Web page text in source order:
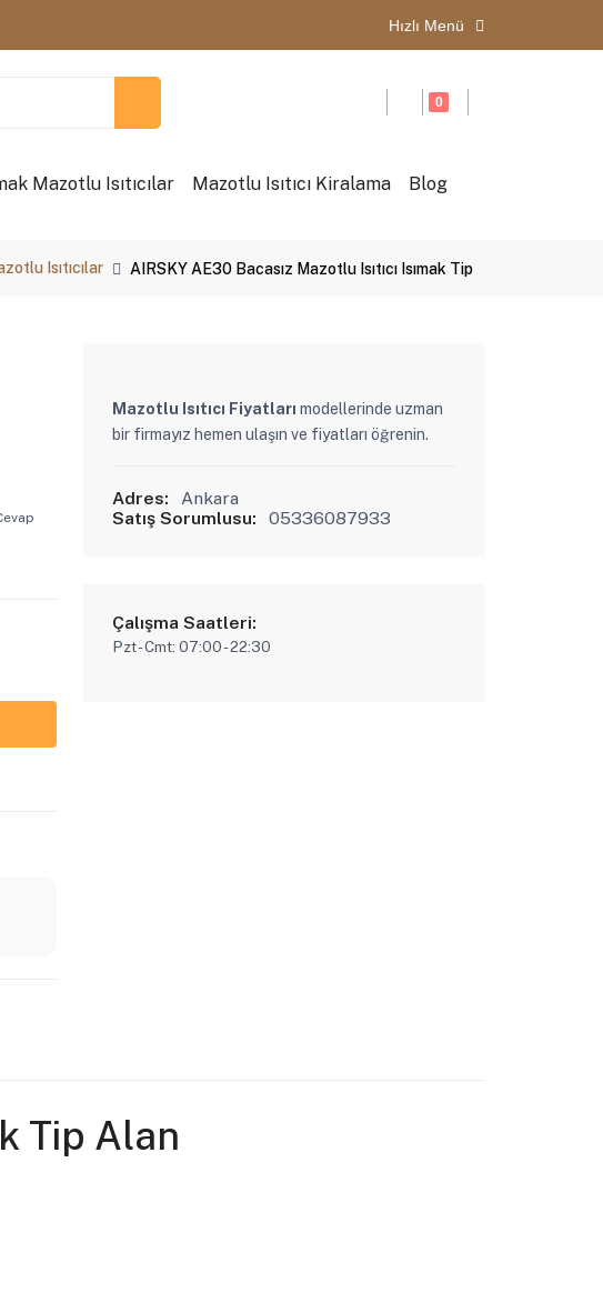
Hızlı Menü
0
Mazotlu Isıtıcılar Mazotlu Isıtıcı Kiralama Blog
Isıtıcılar AIRSKY AE30 Bacasız Mazotlu Isıtıcı Isımak Tip
Mazotlu Isıtıcı Fiyatları modellerinde uzman
bir firmayız hemen ulaşın ve fiyatları öğrenin.
Adres:
Ankara
Satış Sorumlusu:
05336087933
Çalışma Saatleri:
Pzt - Cmt: 07:00 - 22:30
Tip Alan